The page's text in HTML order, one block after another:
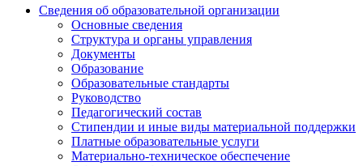
Сведения об образовательной организации
Основные сведения
Структура и органы управления
Документы
Образование
Образовательные стандарты
Руководство
Педагогический состав
Стипендии и иные виды материальной поддержки
Платные образовательные услуги
Материально-техническое обеспечение